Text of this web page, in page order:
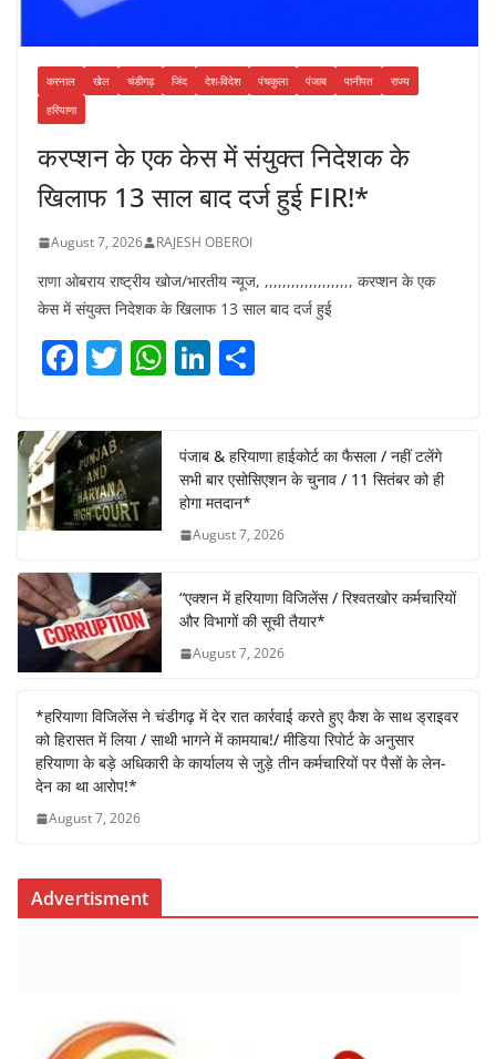
करनाल खेल चंडीगढ़ जिंद देश-विदेश पंचकुला पंजाब पानीपत
राज्य
हरियाणा
करप्शन के एक केस में संयुक्त निदेशक के
खिलाफ 13 साल बाद दर्ज हुई FIR!*
August 7, 2026 RAJESH OBEROI
राणा ओबराय राष्ट्रीय खोज/भारतीय न्यूज, ,,,,,,,,,,,,,,,,,,,, करप्शन के एक
केस में संयुक्त निदेशक के खिलाफ 13 साल बाद दर्ज हुई
F
c
e
b
o
o
k
T
itt
er
W
s
A
p
Li
e
dI
n
e
पंजाब & हरियाणा हाईकोर्ट का फैसला / नहीं टलेंगे
सभी बार एसोसिएशन के चुनाव / 11 सितंबर को ही
होगा मतदान*
August 7, 2026
“एक्शन में हरियाणा विजिलेंस / रिश्वतखोर कर्मचारियों
और विभागों की सूची तैयार*
August 7, 2026
*हरियाणा विजिलेंस ने चंडीगढ़ में देर रात कार्रवाई करते हुए कैश के साथ ड्राइवर
को हिरासत में लिया / साथी भागने में कामयाब!/ मीडिया रिपोर्ट के अनुसार
हरियाणा के बड़े अधिकारी के कार्यालय से जुड़े तीन कर्मचारियों पर पैसों के लेन-
देन का था आरोप!*
August 7, 2026
Advertisment